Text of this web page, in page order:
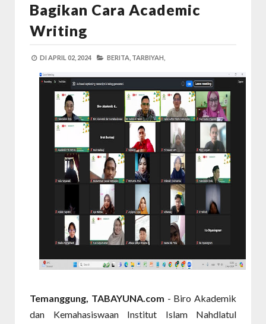
Bagikan Cara Academic
Writing
DI APRIL 02, 2024 BERITA, TARBIYAH,
Temanggung, TABAYUNA.com - Biro Akademik
dan Kemahasiswaan Institut Islam Nahdlatul